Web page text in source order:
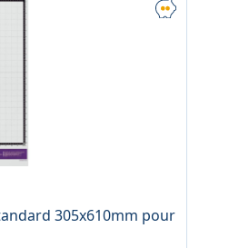
305x610mm pour